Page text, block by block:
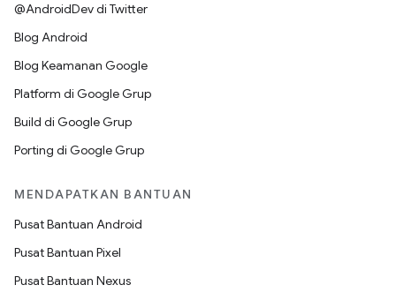
@AndroidDev di Twitter
Blog Android
Blog Keamanan Google
Platform di Google Grup
Build di Google Grup
Porting di Google Grup
MENDAPATKAN BANTUAN
Pusat Bantuan Android
Pusat Bantuan Pixel
Pusat Bantuan Nexus